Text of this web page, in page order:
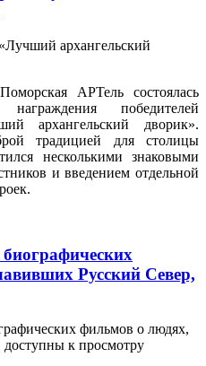
АРТель состоялась
награждения победителей
архангельский дворик».
традицией для столицы
несколькими знаковыми
и введением отдельной
Русский Север,